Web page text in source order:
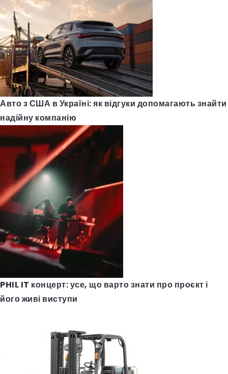
Авто з США в Україні: як відгуки допомагають знайти
надійну компанію
PHIL IT концерт: усе, що варто знати про проєкт і
його живі виступи